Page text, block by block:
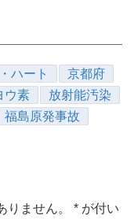
ハート
京都府
ウ素
放射能汚染
福島原発事故
りません。 * が付い